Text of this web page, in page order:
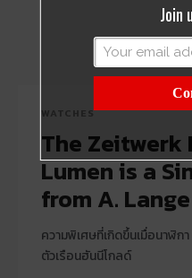
WATCHES
The Zeitwerk
Lumen is a
from A.
ความพิเศษที่เกิดขึ้นเมื่อนาฬิก
ตัวเรือนฮันนีโกลด์
Join